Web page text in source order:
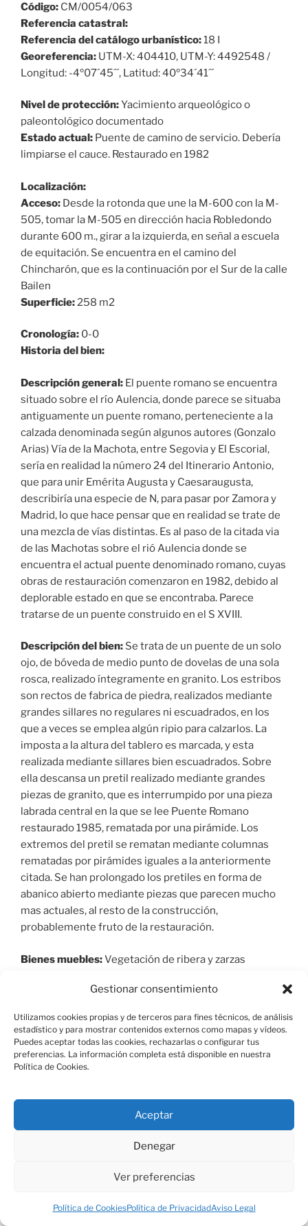
Gestionar consentimiento
Utilizamos cookies propias y de terceros para fines técnicos, de análisis
estadístico y para mostrar contenidos externos como mapas y vídeos.
Puedes aceptar todas las cookies, rechazarlas o configurar tus
preferencias. La información completa está disponible en nuestra
Política de Cookies.
Aceptar
Denegar
Ver preferencias
Política de CookiesPolítica de PrivacidadAviso Legal
Código: CM/0054/063
Referencia catastral:
Referencia del catálogo urbanístico:18 I
Georeferencia: UTM-X: 404410, UTM-Y: 4492548 /
Longitud: -4º07´45´´, Latitud: 40º34´41´´
Nivel de protección:Yacimiento arqueológico o
paleontológico documentado
Estado actual: Puente de camino de servicio. Debería
limpiarse el cauce. Restaurado en 1982
Localización:
Acceso: Desde la rotonda que une la M-600 con la M-
505, tomar la M-505 en dirección hacia Robledondo
durante 600 m., girar a la izquierda, en señal a escuela
de equitación. Se encuentra en el camino del
Chincharón, que es la continuación por el Sur de la calle
Bailen
Superficie:258 m2
Cronología: 0-0
Historia del bien:
Descripción general: El puente romano se encuentra
situado sobre el río Aulencia, donde parece se situaba
antiguamente un puente romano, perteneciente a la
calzada denominada según algunos autores (Gonzalo
Arias) Vía de la Machota, entre Segovia y El Escorial,
sería en realidad la número 24 del Itinerario Antonio,
que para unir Emérita Augusta y Caesaraugusta,
describiría una especie de N, para pasar por Zamora y
Madrid, lo que hace pensar que en realidad se trate de
una mezcla de vías distintas. Es al paso de la citada via
de las Machotas sobre el rió Aulencia donde se
encuentra el actual puente denominado romano, cuyas
obras de restauración comenzaron en 1982, debido al
deplorable estado en que se encontraba. Parece
tratarse de un puente construido en el S XVIII.
Descripción del bien: Se trata de un puente de un solo
ojo, de bóveda de medio punto de dovelas de una sola
rosca, realizado íntegramente en granito. Los estribos
son rectos de fabrica de piedra, realizados mediante
grandes sillares no regulares ni escuadrados, en los
que a veces se emplea algún ripio para calzarlos. La
imposta a la altura del tablero es marcada, y esta
realizada mediante sillares bien escuadrados. Sobre
ella descansa un pretil realizado mediante grandes
piezas de granito, que es interrumpido por una pieza
labrada central en la que se lee Puente Romano
restaurado 1985, rematada por una pirámide. Los
extremos del pretil se rematan mediante columnas
rematadas por pirámides iguales a la anteriormente
citada. Se han prolongado los pretiles en forma de
abanico abierto mediante piezas que parecen mucho
mas actuales, al resto de la construcción,
probablemente fruto de la restauración.
Bienes muebles:Vegetación de ribera y zarzas
Por su tipologia parece tratarse de un
fuente, según el catalogo de bienes protegidos se trata
de un puente romano-medieval.
Fuentes de información del bien:Fuentes
cartográficas: Cartografía Militar de España 18-21
Sistema INPHIS de la Dirección
General de Patrimonio Histórico de la Comunidad de
Madrid y elaboración propia.